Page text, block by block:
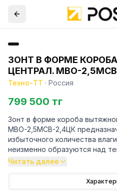
ЗОНТ В ФОРМЕ
ЦЕНТРАЛ. МВО-
Техно-ТТ · Россия
799 500 тг
Зонт в форме короба
МВО-2,5МСВ-2,4ЦК
избыточного количества
неизменно образуются над
процессе готовки.
Кроме того, зонт втягивает в
Читать далее